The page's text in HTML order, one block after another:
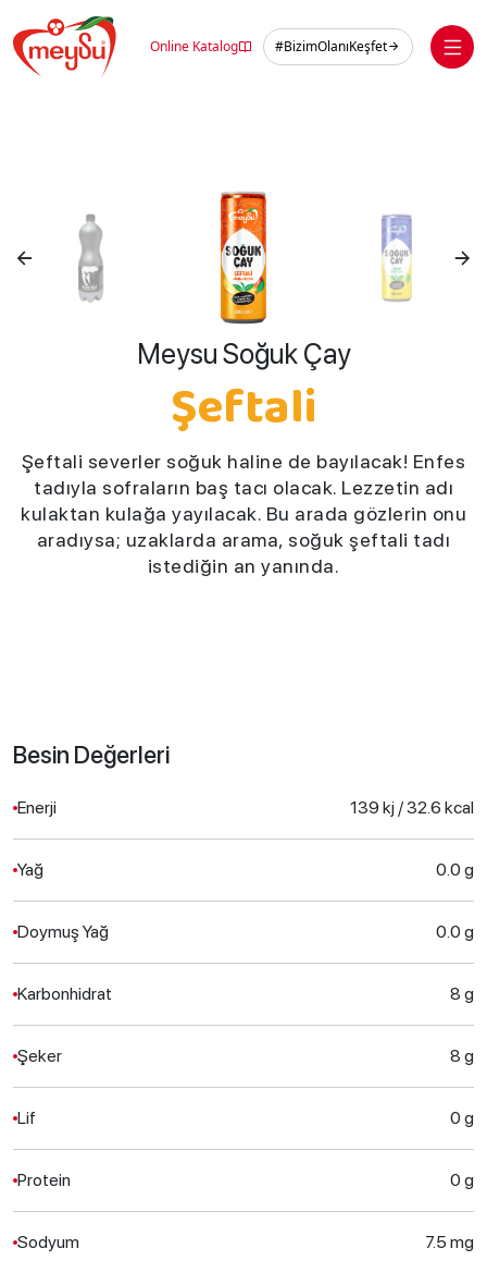
to
content
Online Katalog #BizimOlanıKeşfet
Meysu Soğuk Çay
Şeftali
Şeftali severler soğuk haline de bayılacak! Enfes
tadıyla sofraların baş tacı olacak. Lezzetin adı
kulaktan kulağa yayılacak. Bu arada gözlerin onu
aradıysa; uzaklarda arama, soğuk şeftali tadı
istediğin an yanında.
Besin Değerleri
Enerji 139 kj / 32.6 kcal
Yağ 0.0 g
Doymuş Yağ 0.0 g
Karbonhidrat 8 g
Şeker 8 g
Lif 0 g
Protein 0 g
Sodyum 7.5 mg